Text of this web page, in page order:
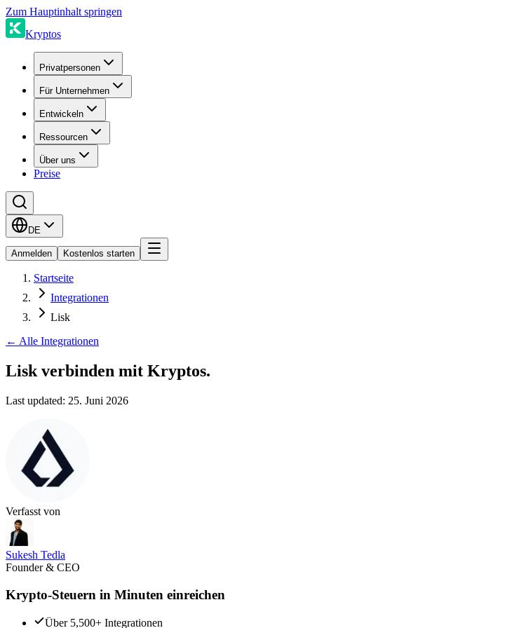
Zum Hauptinhalt springen
Kryptos
Privatpersonen
Für Unternehmen
Entwickeln
Ressourcen
Über uns
Preise
DE
Anmelden Kostenlos starten
Startseite
Integrationen
Lisk
← Alle Integrationen
Lisk verbinden mit Kryptos.
Last updated: 25. Juni 2026
Verfasst von
Sukesh Tedla
Founder & CEO
Krypto-Steuern in Minuten einreichen
Über 5,500+ Integrationen